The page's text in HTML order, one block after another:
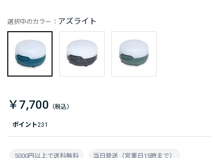
ポイント231
選択中のカラー： アズライト
￥7,700
5000円以上で送料無料 当日発送（営業日15時まで）